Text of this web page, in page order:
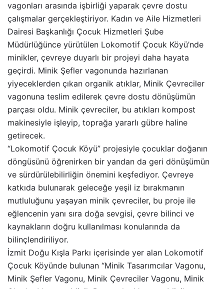
vagonları arasında işbirliği yaparak çevre dostu
çalışmalar gerçekleştiriyor. Kadın ve Aile Hizmetleri
Dairesi Başkanlığı Çocuk Hizmetleri Şube
Müdürlüğünce yürütülen Lokomotif Çocuk Köyü’nde
minikler, çevreye duyarlı bir projeyi daha hayata
geçirdi. Minik Şefler vagonunda hazırlanan
yiyeceklerden çıkan organik atıklar, Minik Çevreciler
vagonuna teslim edilerek çevre dostu dönüşümün
parçası oldu. Minik çevreciler, bu atıkları kompost
makinesiyle işleyip, toprağa yararlı gübre haline
getirecek.
“Lokomotif Çocuk Köyü” projesiyle çocuklar doğanın
döngüsünü öğrenirken bir yandan da geri dönüşümün
ve sürdürülebilirliğin önemini keşfediyor. Çevreye
katkıda bulunarak geleceğe yeşil iz bırakmanın
mutluluğunu yaşayan minik çevreciler, bu proje ile
eğlencenin yanı sıra doğa sevgisi, çevre bilinci ve
kaynakların doğru kullanılması konularında da
bilinçlendiriliyor.
İzmit Doğu Kışla Parkı içerisinde yer alan Lokomotif
Çocuk Köyünde bulunan “Minik Tasarımcılar Vagonu,
Minik Şefler Vagonu, Minik Çevreciler Vagonu, Minik